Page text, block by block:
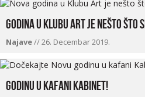
godina u Klubu Art je nešto što
Najave//26. Decembar 2019.
godinu u kafani Kabinet!